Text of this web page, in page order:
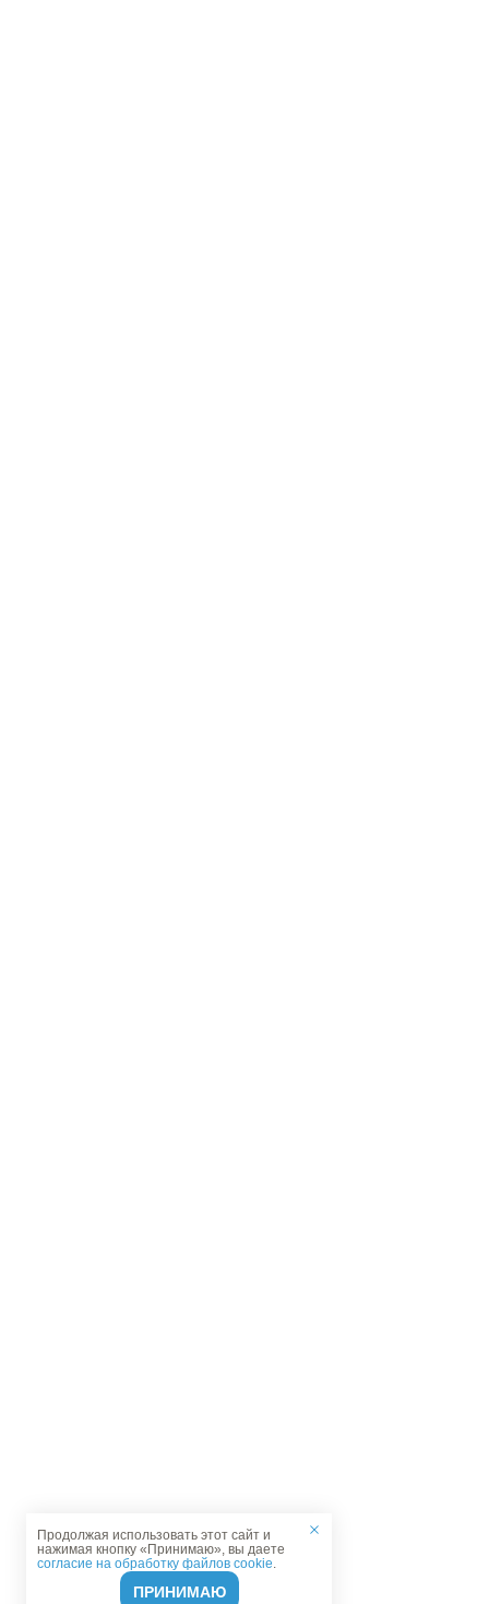
Продолжая использовать этот сайт и
нажимая кнопку «Принимаю», вы даете
согласие на обработку файлов cookie.
ПРИНИМАЮ